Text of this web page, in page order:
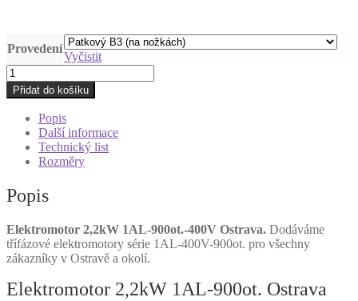
Provedení
Vyčistit
Elektromotor
2,2kW
1AL-
900ot.-400V
Ostrava
množství
Přidat do košíku
Popis
Další informace
Technický list
Rozměry
Popis
Elektromotor 2,2kW 1AL-900ot.-400V Ostrava. Dodáváme
třífázové elektromotory série 1AL-400V-900ot. pro všechny
zákazníky v Ostravě a okolí.
Elektromotor 2,2kW 1AL-900ot. Ostrava